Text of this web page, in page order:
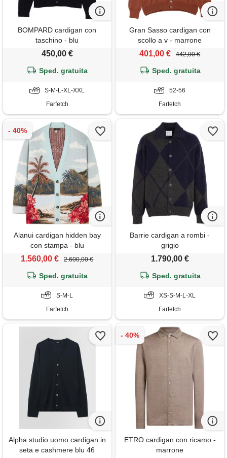
BOMPARD cardigan con
taschino - blu
450,00 €
Sped. gratuita
S-M-L-XL-XXL
Farfetch
Gran Sasso cardigan con
scollo a v - marrone
401,00 € 442,00 €
Sped. gratuita
52-56
Farfetch
Alanui cardigan hidden bay
con stampa - blu
1.560,00 € 2.600,00 €
Sped. gratuita
S-M-L
Farfetch
Barrie cardigan a rombi -
grigio
1.790,00 €
Sped. gratuita
XS-S-M-L-XL
Farfetch
Alpha studio uomo cardigan in
seta e cashmere blu 46
ETRO cardigan con ricamo -
marrone